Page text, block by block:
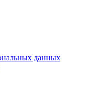
данных